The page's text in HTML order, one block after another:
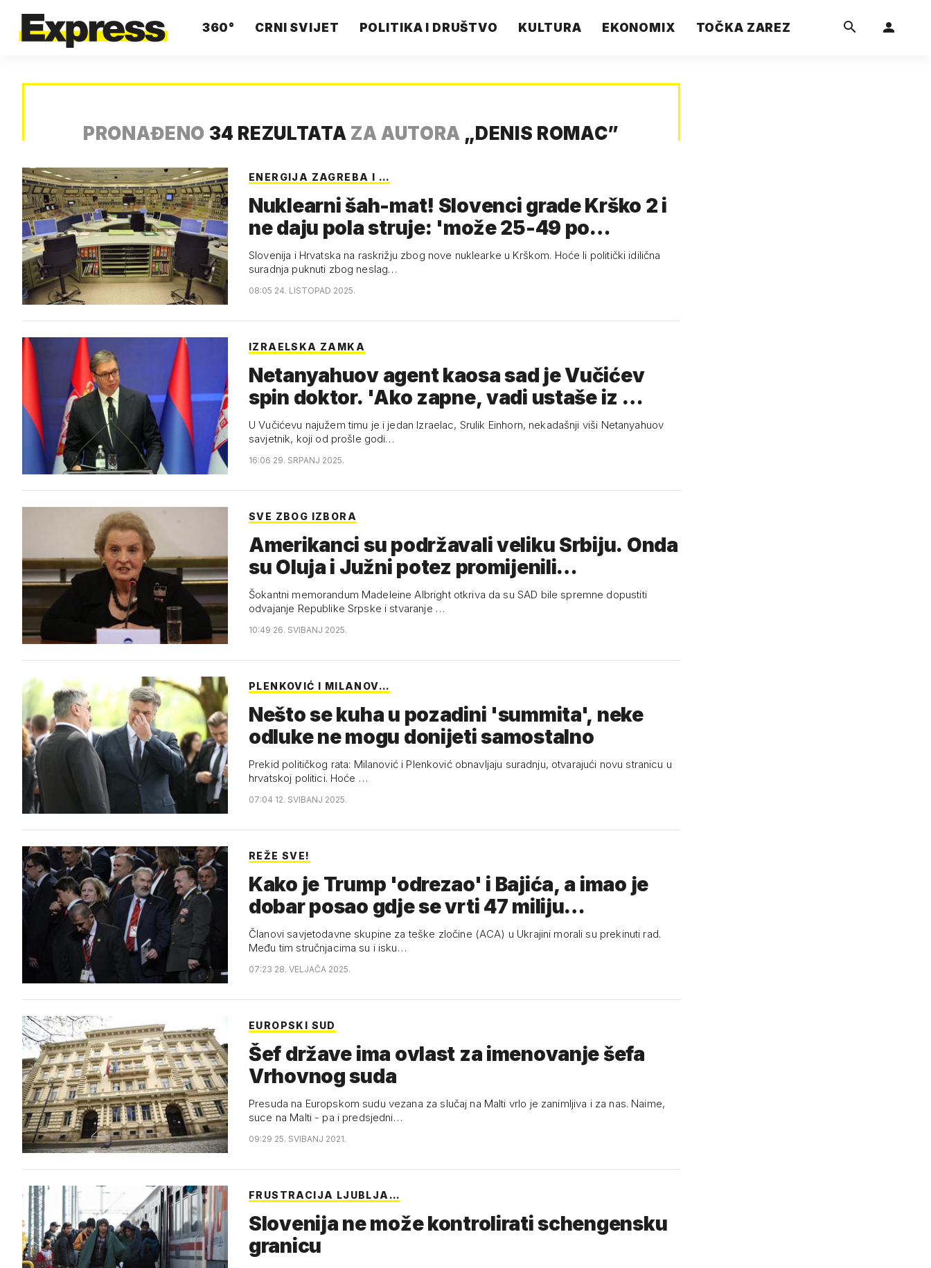
360° CRNI SVIJET POLITIKA I DRUŠTVO KULTURA EKONOMIX TOČKA ZAREZ
PRONAĐENO 34 REZULTATA ZA AUTORA „DENIS ROMAC”
ENERGIJA ZAGREBA I …
Nuklearni šah-mat! Slovenci grade Krško 2 i
ne daju pola struje: 'može 25-49 po…
Slovenija i Hrvatska na raskrižju zbog nove nuklearke u Krškom. Hoće li politički idilična
suradnja puknuti zbog neslag…
08:05 24. LISTOPAD 2025.
IZRAELSKA ZAMKA
Netanyahuov agent kaosa sad je Vučićev
spin doktor. 'Ako zapne, vadi ustaše iz …
U Vučićevu najužem timu je i jedan Izraelac, Srulik Einhorn, nekadašnji viši Netanyahuov
savjetnik, koji od prošle godi…
16:06 29. SRPANJ 2025.
SVE ZBOG IZBORA
Amerikanci su podržavali veliku Srbiju. Onda
su Oluja i Južni potez promijenili…
Šokantni memorandum Madeleine Albright otkriva da su SAD bile spremne dopustiti
odvajanje Republike Srpske i stvaranje …
10:49 26. SVIBANJ 2025.
PLENKOVIĆ I MILANOV…
Nešto se kuha u pozadini 'summita', neke
odluke ne mogu donijeti samostalno
Prekid političkog rata: Milanović i Plenković obnavljaju suradnju, otvarajući novu stranicu u
hrvatskoj politici. Hoće …
07:04 12. SVIBANJ 2025.
REŽE SVE!
Kako je Trump 'odrezao' i Bajića, a imao je
dobar posao gdje se vrti 47 miliju…
Članovi savjetodavne skupine za teške zločine (ACA) u Ukrajini morali su prekinuti rad.
Među tim stručnjacima su i isku…
07:23 28. VELJAČA 2025.
EUROPSKI SUD
Šef države ima ovlast za imenovanje šefa
Vrhovnog suda
Presuda na Europskom sudu vezana za slučaj na Malti vrlo je zanimljiva i za nas. Naime,
suce na Malti - pa i predsjedni…
09:29 25. SVIBANJ 2021.
FRUSTRACIJA LJUBLJA…
Slovenija ne može kontrolirati schengensku
granicu